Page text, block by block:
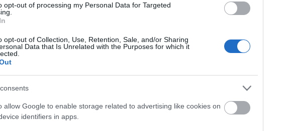
opt-out of processing my Personal Data for Targeted
opt-out of Collection, Use, Retention, Sale, and/or Sharing
Data that Is Unrelated with the Purposes for which it
allow Google to enable storage related to advertising like cookies on
identifiers in apps.
Talán
minden tekintetben
Arvisurája van. Ehhez az
nem mindennapi módon
történik Kárpátalján...